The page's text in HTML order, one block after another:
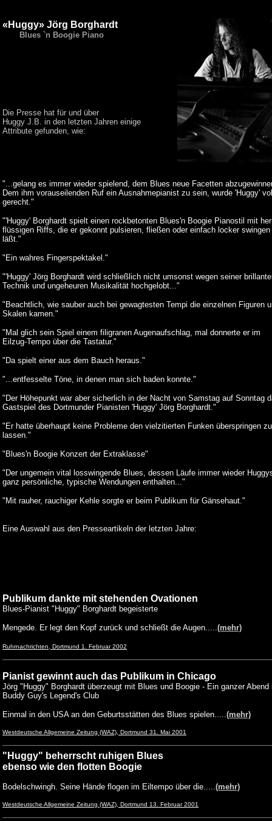
«Huggy» Jörg Borghardt
Blues `n Boogie Piano
Die Presse hat für und über
Huggy J.B. in den letzten Jahren einige
Attribute gefunden, wie:
"...gelang es immer wieder spielend, dem Blues neue Facetten
Dem ihm vorauseilenden Ruf ein Ausnahmepianist zu sein, wurde 'Huggy'
gerecht."
"'Huggy' Borghardt spielt einen rockbetonten Blues'n Boogie Pianostil mit
flüssigen Riffs, die er gekonnt pulsieren, fließen oder einfach locker swingen
läßt."
"Ein wahres Fingerspektakel."
"'Huggy' Jörg Borghardt wird schließlich nicht umsonst wegen seiner
Technik und ungeheuren Musikalität hochgelobt..."
"Beachtlich, wie sauber auch bei gewagtesten Tempi die einzelnen Figuren
Skalen kamen."
"Mal glich sein Spiel einem filigranen Augenaufschlag, mal donnerte er im
Eilzug-Tempo über die Tastatur."
"Da spielt einer aus dem Bauch heraus."
"...entfesselte Töne, in denen man sich baden konnte."
"Der Höhepunkt war aber sicherlich in der Nacht von Samstag auf Sonntag
Gastspiel des Dortmunder Pianisten 'Huggy' Jörg Borghardt."
"Er hatte überhaupt keine Probleme den vielzitierten Funken überspringen zu
lassen."
"Blues'n Boogie Konzert der Extraklasse"
"Der ungemein vital losswingende Blues, dessen Läufe immer wieder
ganz persönliche, typische Wendungen enthalten..."
"Mit rauher, rauchiger Kehle sorgte er beim Publikum für Gänsehaut."
Eine Auswahl aus den Presseartikeln der letzten Jahre:
Publikum dankte mit stehenden Ovationen
Blues-Pianist "Huggy" Borghardt begeisterte
Mengede. Er legt den Kopf zurück und schließt die Augen.....(mehr)
Ruhrnachrichten, Dortmund 1. Februar 2002
Pianist gewinnt auch das Publikum in Chicago
Jörg "Huggy" Borghardt überzeugt mit Blues und Boogie - Ein ganzer Abend
Buddy Guy's Legend's Club
Einmal in den USA an den Geburtsstätten des Blues spielen.....(mehr)
Westdeutsche Allgemeine Zeitung (WAZ), Dortmund 31. Mai 2001
"Huggy" beherrscht ruhigen Blues
ebenso wie den flotten Boogie
Bodelschwingh. Seine Hände flogen im Eiltempo über die.....(mehr)
Westdeutsche Allgemeine Zeitung (WAZ), Dortmund 13. Februar 2001